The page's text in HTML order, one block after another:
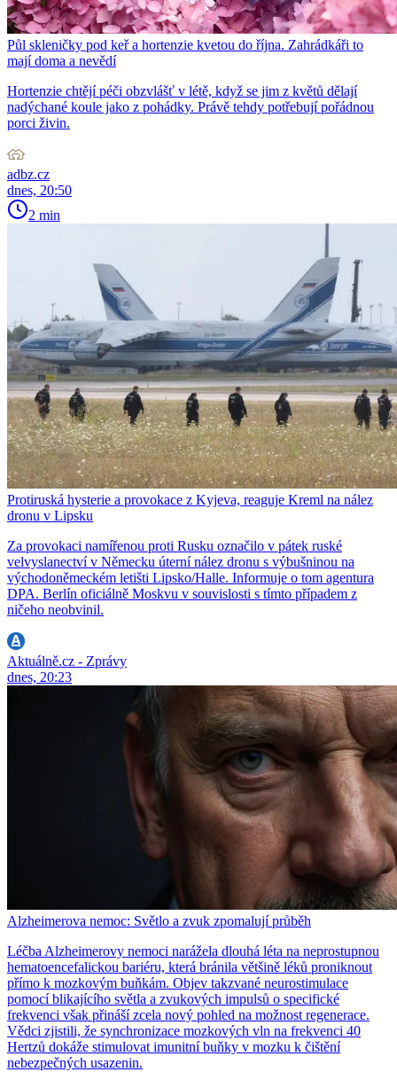
Půl skleničky pod keř a hortenzie kvetou do října. Zahrádkáři to
mají doma a nevědí
Hortenzie chtějí péči obzvlášť v létě, když se jim z květů dělají
nadýchané koule jako z pohádky. Právě tehdy potřebují pořádnou
porci živin.
adbz.cz
dnes, 20:50
2 min
Protiruská hysterie a provokace z Kyjeva, reaguje Kreml na nález
dronu v Lipsku
Za provokaci namířenou proti Rusku označilo v pátek ruské
velvyslanectví v Německu úterní nález dronu s výbušninou na
východoněmeckém letišti Lipsko/Halle. Informuje o tom agentura
DPA. Berlín oficiálně Moskvu v souvislosti s tímto případem z
ničeho neobvinil.
Aktuálně.cz - Zprávy
dnes, 20:23
Alzheimerova nemoc: Světlo a zvuk zpomalují průběh
Léčba Alzheimerovy nemoci narážela dlouhá léta na neprostupnou
hematoencefalickou bariéru, která bránila většině léků proniknout
přímo k mozkovým buňkám. Objev takzvané neurostimulace
pomocí blikajícího světla a zvukových impulsů o specifické
frekvenci však přináší zcela nový pohled na možnost regenerace.
Vědci zjistili, že synchronizace mozkových vln na frekvenci 40
Hertzů dokáže stimulovat imunitní buňky v mozku k čištění
nebezpečných usazenin.